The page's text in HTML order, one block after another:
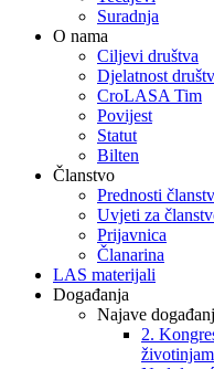
Suradnja
O nama
Ciljevi društva
Djelatnost
CroLASA Tim
Povijest
Statut
Bilten
Članstvo
Prednosti
Uvjeti za
Prijavnica
Članarina
LAS materijali
Događanja
Najave
2.